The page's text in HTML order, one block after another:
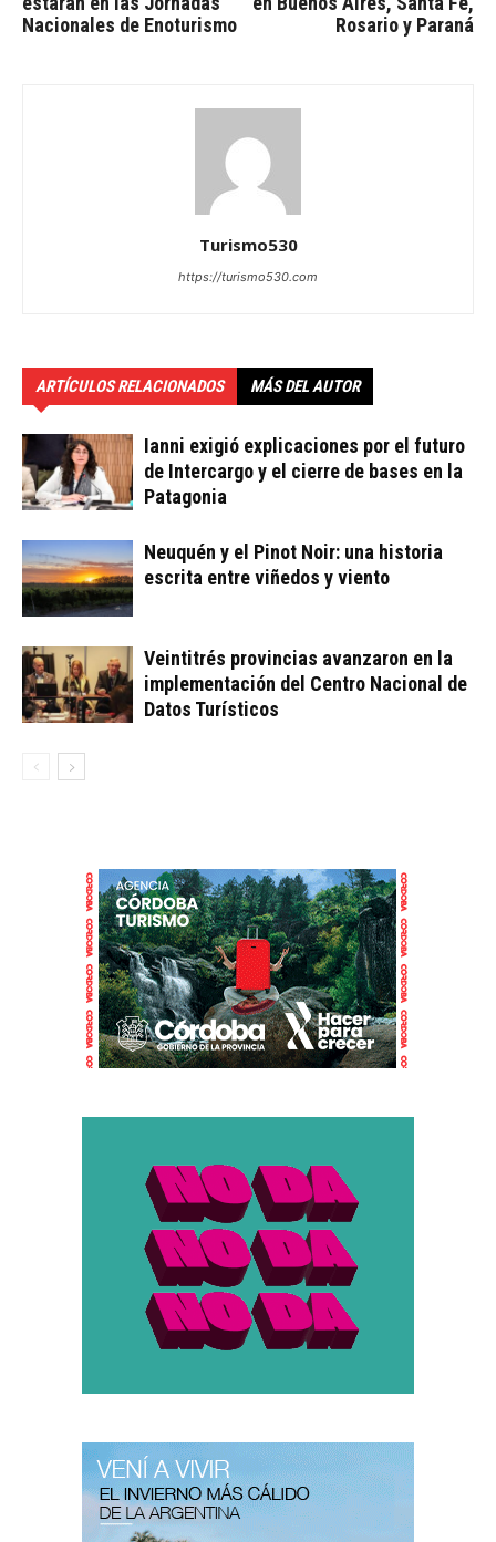
Nacionales de Enoturismo
Rosario y Paraná
Turismo530
https://turismo530.com
ARTÍCULOS RELACIONADOS MÁS DEL AUTOR
Ianni exigió explicaciones por el futuro
de Intercargo y el cierre de bases en la
Patagonia
Neuquén y el Pinot Noir: una historia
escrita entre viñedos y viento
Veintitrés provincias avanzaron en la
implementación del Centro Nacional de
Datos Turísticos